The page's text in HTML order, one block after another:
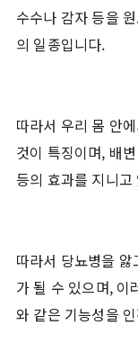
수수나 감자 등을
의 일종입니다.
따라서 우리 몸 안
것이 특징이며, 배
등의 효과를 지니고
따라서 당뇨병을
가 될 수 있으며, 이
와 같은 기능성을